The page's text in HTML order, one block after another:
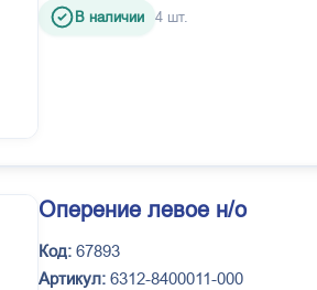
В наличии 4 шт.
Оперение левое н/о
Код: 67893
Артикул: 6312-8400011-000